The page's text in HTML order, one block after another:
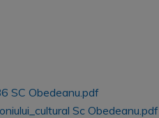
SC Obedeanu.pdf
Sc Obedeanu.pdf